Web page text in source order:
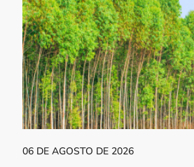
06 DE AGOSTO DE 2026